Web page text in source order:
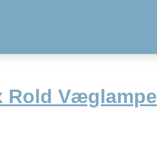
Rold Væglampe